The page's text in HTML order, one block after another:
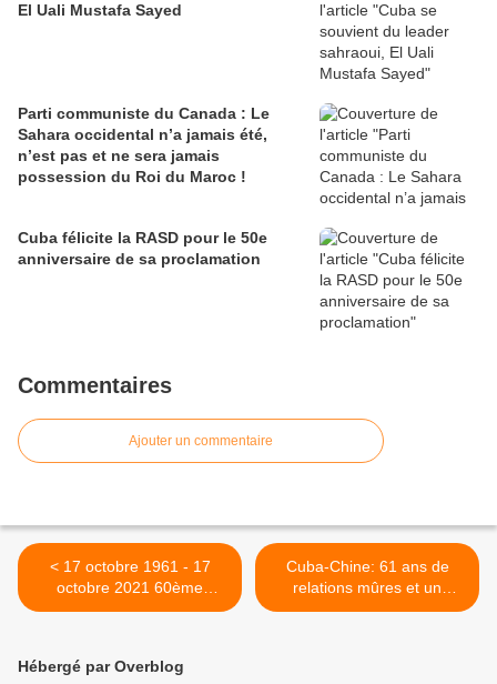
El Uali Mustafa Sayed
Parti communiste du Canada : Le
Sahara occidental n’a jamais été,
n’est pas et ne sera jamais
possession du Roi du Maroc !
Cuba félicite la RASD pour le 50e
anniversaire de sa proclamation
Commentaires
Ajouter un commentaire
< 17 octobre 1961 - 17
octobre 2021 60ème
anniversaire - Vérité et
Cuba-Chine: 61 ans de
relations mûres et un
regard vers l'avenir >
Hébergé par Overblog